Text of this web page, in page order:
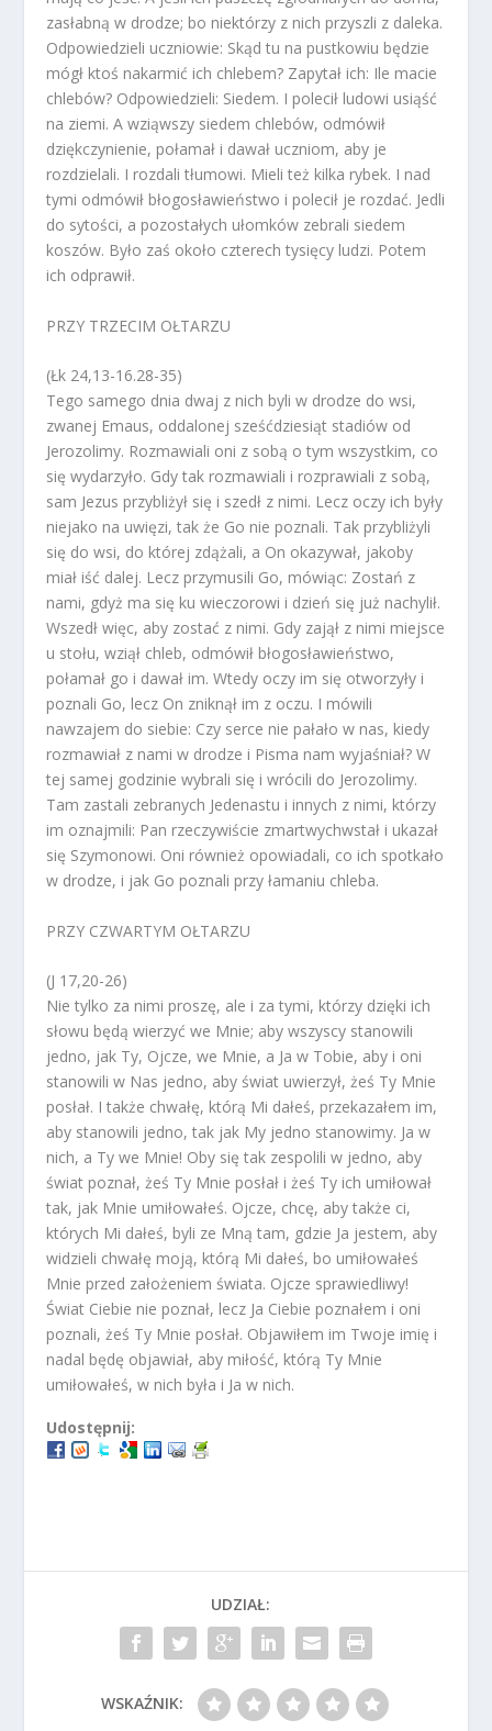
zasłabną w drodze; bo niektórzy z nich przyszli z daleka.
Odpowiedzieli uczniowie: Skąd tu na pustkowiu będzie
mógł ktoś nakarmić ich chlebem? Zapytał ich: Ile macie
chlebów? Odpowiedzieli: Siedem. I polecił ludowi usiąść
na ziemi. A wziąwszy siedem chlebów, odmówił
dziękczynienie, połamał i dawał uczniom, aby je
rozdzielali. I rozdali tłumowi. Mieli też kilka rybek. I nad
tymi odmówił błogosławieństwo i polecił je rozdać. Jedli
do sytości, a pozostałych ułomków zebrali siedem
koszów. Było zaś około czterech tysięcy ludzi. Potem
ich odprawił.
PRZY TRZECIM OŁTARZU
(Łk 24,13-16.28-35)
Tego samego dnia dwaj z nich byli w drodze do wsi,
zwanej Emaus, oddalonej sześćdziesiąt stadiów od
Jerozolimy. Rozmawiali oni z sobą o tym wszystkim, co
się wydarzyło. Gdy tak rozmawiali i rozprawiali z sobą,
sam Jezus przybliżył się i szedł z nimi. Lecz oczy ich były
niejako na uwięzi, tak że Go nie poznali. Tak przybliżyli
się do wsi, do której zdążali, a On okazywał, jakoby
miał iść dalej. Lecz przymusili Go, mówiąc: Zostań z
nami, gdyż ma się ku wieczorowi i dzień się już nachylił.
Wszedł więc, aby zostać z nimi. Gdy zajął z nimi miejsce
u stołu, wziął chleb, odmówił błogosławieństwo,
połamał go i dawał im. Wtedy oczy im się otworzyły i
poznali Go, lecz On zniknął im z oczu. I mówili
nawzajem do siebie: Czy serce nie pałało w nas, kiedy
rozmawiał z nami w drodze i Pisma nam wyjaśniał? W
tej samej godzinie wybrali się i wrócili do Jerozolimy.
Tam zastali zebranych Jedenastu i innych z nimi, którzy
im oznajmili: Pan rzeczywiście zmartwychwstał i ukazał
się Szymonowi. Oni również opowiadali, co ich spotkało
w drodze, i jak Go poznali przy łamaniu chleba.
PRZY CZWARTYM OŁTARZU
(J 17,20-26)
Nie tylko za nimi proszę, ale i za tymi, którzy dzięki ich
słowu będą wierzyć we Mnie; aby wszyscy stanowili
jedno, jak Ty, Ojcze, we Mnie, a Ja w Tobie, aby i oni
stanowili w Nas jedno, aby świat uwierzył, żeś Ty Mnie
posłał. I także chwałę, którą Mi dałeś, przekazałem im,
aby stanowili jedno, tak jak My jedno stanowimy. Ja w
nich, a Ty we Mnie! Oby się tak zespolili w jedno, aby
świat poznał, żeś Ty Mnie posłał i żeś Ty ich umiłował
tak, jak Mnie umiłowałeś. Ojcze, chcę, aby także ci,
których Mi dałeś, byli ze Mną tam, gdzie Ja jestem, aby
widzieli chwałę moją, którą Mi dałeś, bo umiłowałeś
Mnie przed założeniem świata. Ojcze sprawiedliwy!
Świat Ciebie nie poznał, lecz Ja Ciebie poznałem i oni
poznali, żeś Ty Mnie posłał. Objawiłem im Twoje imię i
nadal będę objawiał, aby miłość, którą Ty Mnie
umiłowałeś, w nich była i Ja w nich.
Udostępnij:
UDZIAŁ:
WSKAŹNIK: